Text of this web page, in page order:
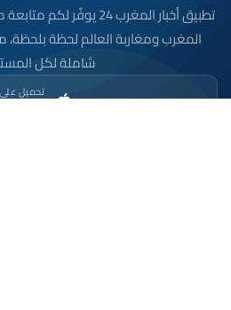
تطبيق أخبار المغرب 24
المغرب ومغاربة العالم لحظة
شاملة لكل
تحميل على
Store